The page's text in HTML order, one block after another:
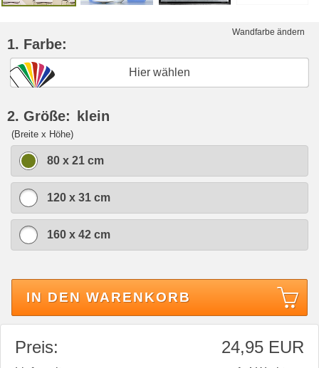
Wandfarbe ändern
1. Farbe:
Hier wählen
2. Größe: klein
(Breite x Höhe)
80 x 21 cm
120 x 31 cm
160 x 42 cm
IN DEN WARENKORB
Preis: 24,95 EUR